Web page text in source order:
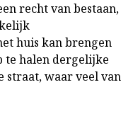
recht van bestaan,
huis kan brengen
te halen dergelijke
straat, waar veel van